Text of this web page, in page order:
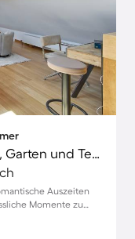
Gemütliche Wohnung mit Grill, Garten und Terrasse
Auszeiten
Momente zu